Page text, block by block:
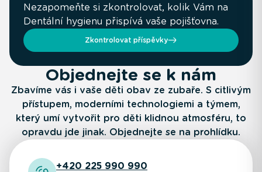
Nezapomeňte si zkontrolovat, kolik Vám na
Dentální hygienu přispívá vaše pojišťovna.
Zkontrolovat příspěvky
Objednejte se k nám
Zbavíme vás i vaše děti obav ze zubaře. S citlivým
přístupem, moderními technologiemi a týmem,
který umí vytvořit pro děti klidnou atmosféru, to
opravdu jde jinak. Objednejte se na prohlídku.
+420 225 990 990